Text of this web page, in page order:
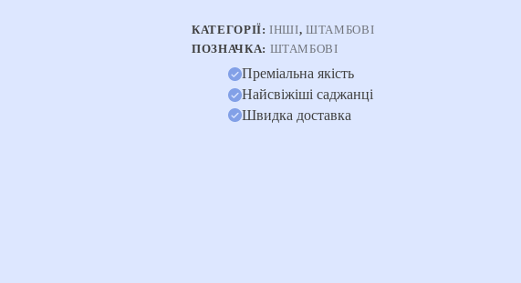
КАТЕГОРІЇ:ІНШІ,ШТАМБОВІ
ПОЗНАЧКА: ШТАМБОВІ
Преміальна якість
Найсвіжіші саджанці
Швидка доставка